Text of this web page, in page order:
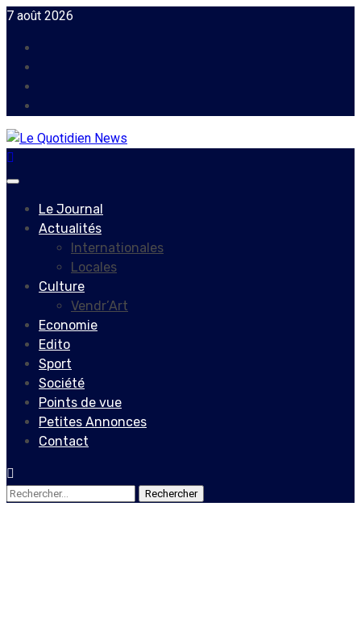
Skip
content
7 août 2026
Primary
Le Journal
Actualités
Internationales
Locales
Culture
Vendr’Art
Economie
Edito
Sport
Société
Points de vue
Petites Annonces
Contact
Rechercher :